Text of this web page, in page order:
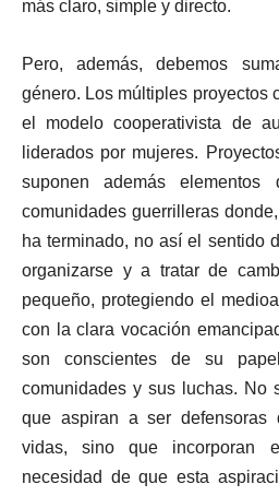
más claro, simple y directo.
Pero, además, debemos
género. Los múltiples proyectos
el modelo cooperativista de
liderados por mujeres.
suponen además
comunidades guerrilleras
ha terminado, no así el sentido
organizarse y a tratar de
pequeño, protegiendo el
con la clara vocación
son conscientes de su
comunidades y sus luchas. No
que aspiran a ser
vidas, sino que incorporan
necesidad de que esta